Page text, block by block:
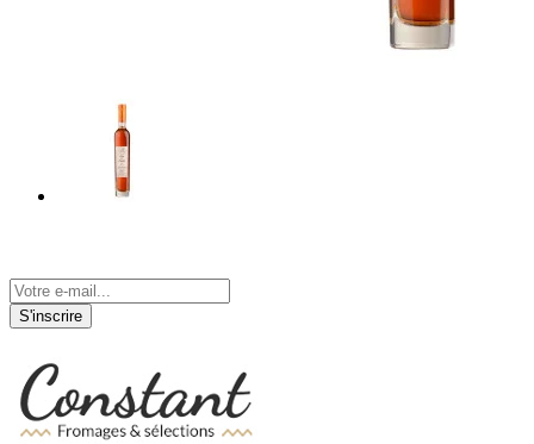
S'inscrire